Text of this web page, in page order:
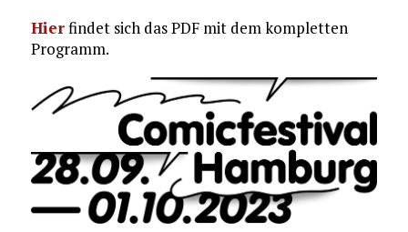
Hierfindet sich das PDF mit dem kompletten
Programm.